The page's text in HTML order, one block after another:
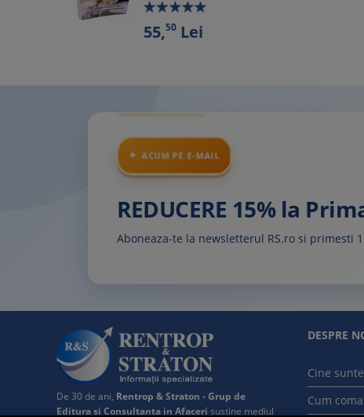
55,50 Lei
ACUM PE E-MAIL
REDUCERE 15% la
Aboneaza-te la newsletterul RS.ro si primesti
De 30 de ani, Rentrop & Straton - Grup de
Editura si Consultanta in Afaceri sustine mediul
DESPRE
Cine
Cum